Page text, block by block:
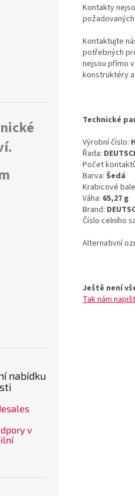
nabídku
v
Kontakty
Kontaktujte
potřebných
nejsou přímo
konstruktéry
Technické
Výrobní číslo:
Řada:
Počet
Barva: Šedá
Krabicové
Váha: 65,27 g
Brand:
Číslo celního
Alternativní
Ještě není
Tak nám